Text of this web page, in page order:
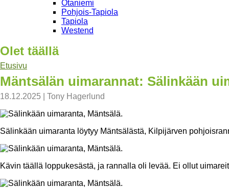
Otaniemi
Pohjois-Tapiola
Tapiola
Westend
Olet täällä
Etusivu
Mäntsälän uimarannat: Sälinkään
18.12.2025 Tony Hagerlund
Sälinkään uimaranta löytyy Mäntsälästä, Kilpijärven
Kävin täällä loppukesästä, ja rannalla oli levää. Ei ollut